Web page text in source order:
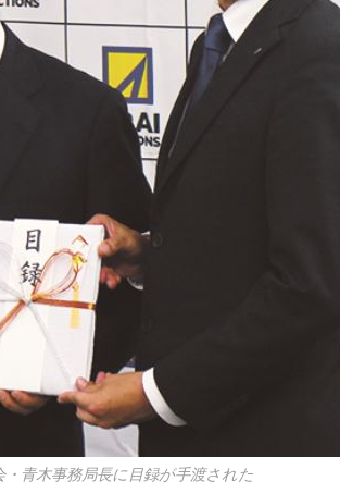
青木事務局長に目録が手渡された